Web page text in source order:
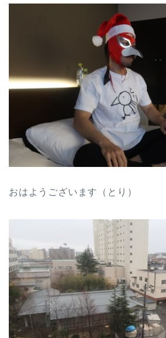
おはようございます（とり）